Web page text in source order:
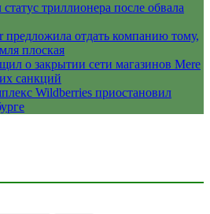
триллионера после обвала
предложила отдать компанию тому,
плоская
о закрытии сети магазинов Mere
санкций
Wildberries приостановил